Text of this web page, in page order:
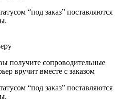
“под заказ” поставляются
получите сопроводительные
вручит вместе с заказом
“под заказ” поставляются